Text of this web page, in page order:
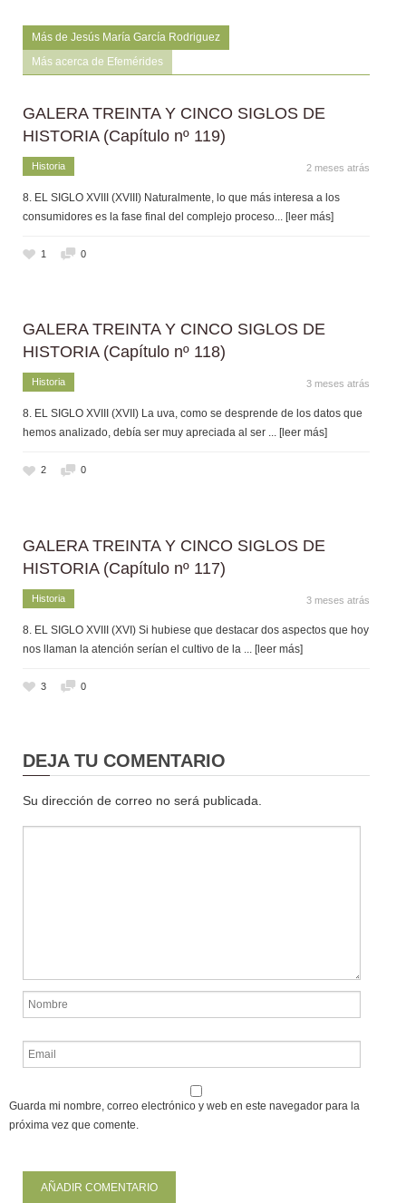
Más de Jesús María García Rodriguez
Más acerca de Efemérides
GALERA TREINTA Y CINCO SIGLOS DE
HISTORIA (Capítulo nº 119)
Historia 2 meses atrás
8. EL SIGLO XVIII (XVIII) Naturalmente, lo que más interesa a los
consumidores es la fase final del complejo proceso... [leer más]
1 0
GALERA TREINTA Y CINCO SIGLOS DE
HISTORIA (Capítulo nº 118)
Historia 3 meses atrás
8. EL SIGLO XVIII (XVII) La uva, como se desprende de los datos que
hemos analizado, debía ser muy apreciada al ser ... [leer más]
2 0
GALERA TREINTA Y CINCO SIGLOS DE
HISTORIA (Capítulo nº 117)
Historia 3 meses atrás
8. EL SIGLO XVIII (XVI) Si hubiese que destacar dos aspectos que hoy
nos llaman la atención serían el cultivo de la
... [leer más]
3 0
DEJA TU COMENTARIO
Su dirección de correo no será publicada.
Guarda mi nombre, correo electrónico y web en este navegador para la
próxima vez que comente.